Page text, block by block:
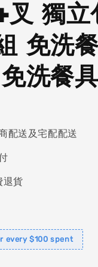
叉 獨立
免洗
洗餐具
配送及宅配配送
退貨
every $100 spent